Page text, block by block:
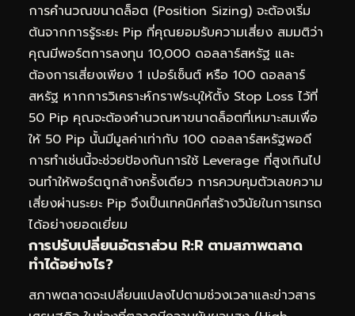
การคำนวณขนาดล็อต (Position Sizing) จะต้องเริ่ม
ต้นจากการรู้ระยะ Pip ที่คุณยอมรับความเสี่ยง สมมติว่า
คุณมีพอร์ตการลงทุน 10,000 ดอลลาร์สหรัฐ และ
ต้องการเสี่ยงเพียง 1 เปอร์เซ็นต์ หรือ 100 ดอลลาร์
สหรัฐ หากการวิเคราะห์กราฟระบุให้ตั้ง Stop Loss ไว้ที่
50 Pip คุณจะต้องคำนวณหาขนาดล็อตที่เหมาะสมเพื่อ
ให้ 50 Pip นั้นมีมูลค่าเท่ากับ 100 ดอลลาร์สหรัฐพอดี
การทำเช่นนี้จะช่วยป้องกันการใช้ Leverage ที่สูงเกินไป
จนทำให้พอร์ตถูกล้างครั้งเดียว การควบคุมตัวเลขความ
เสี่ยงผ่านระยะ Pip จึงเป็นเทคนิคที่สร้างวินัยในการเทรด
ได้อย่างยอดเยี่ยม
การปรับเปลี่ยนอัตราส่วน R:R ตามสภาพตลาด
ทำได้อย่างไร?
สภาพตลาดจะเปลี่ยนแปลงไปตามช่วงเวลาและข่าวสาร